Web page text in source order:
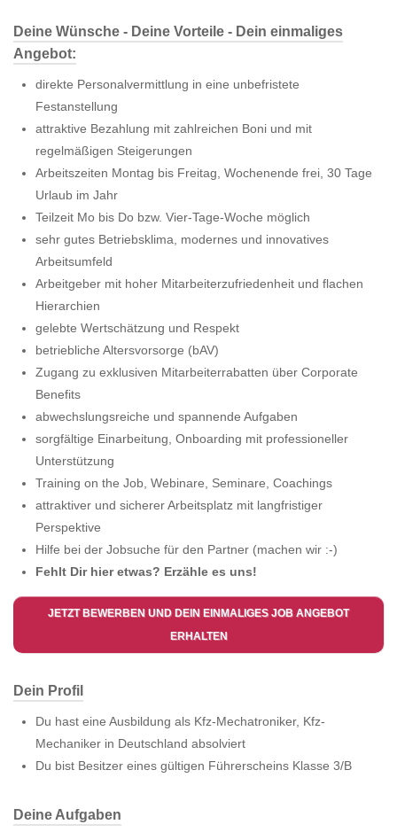
Deine Wünsche - Deine Vorteile - Dein einmaliges
Angebot:
direkte Personalvermittlung in eine unbefristete
Festanstellung
attraktive Bezahlung mit zahlreichen Boni und mit
regelmäßigen Steigerungen
Arbeitszeiten Montag bis Freitag, Wochenende frei, 30 Tage
Urlaub im Jahr
Teilzeit Mo bis Do bzw. Vier-Tage-Woche möglich
sehr gutes Betriebsklima, modernes und innovatives
Arbeitsumfeld
Arbeitgeber mit hoher Mitarbeiterzufriedenheit und flachen
Hierarchien
gelebte Wertschätzung und Respekt
betriebliche Altersvorsorge (bAV)
Zugang zu exklusiven Mitarbeiterrabatten über Corporate
Benefits
abwechslungsreiche und spannende Aufgaben
sorgfältige Einarbeitung, Onboarding mit professioneller
Unterstützung
Training on the Job, Webinare, Seminare, Coachings
attraktiver und sicherer Arbeitsplatz mit langfristiger
Perspektive
Hilfe bei der Jobsuche für den Partner (machen wir :-)
Fehlt Dir hier etwas? Erzähle es uns!
JETZT BEWERBEN UND DEIN EINMALIGES JOB ANGEBOT
ERHALTEN
Dein Profil
Du hast eine Ausbildung als Kfz-Mechatroniker, Kfz-
Mechaniker in Deutschland absolviert
Du bist Besitzer eines gültigen Führerscheins Klasse 3/B
Deine Aufgaben